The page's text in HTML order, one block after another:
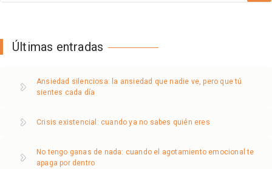
Últimas entradas
Ansiedad silenciosa: la ansiedad que nadie ve, pero que tú
sientes cada día
Crisis existencial: cuando ya no sabes quién eres
No tengo ganas de nada: cuando el agotamiento emocional te
apaga por dentro